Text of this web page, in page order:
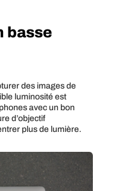
basse
des images de
luminosité est
avec un bon
d’objectif
plus de lumière.